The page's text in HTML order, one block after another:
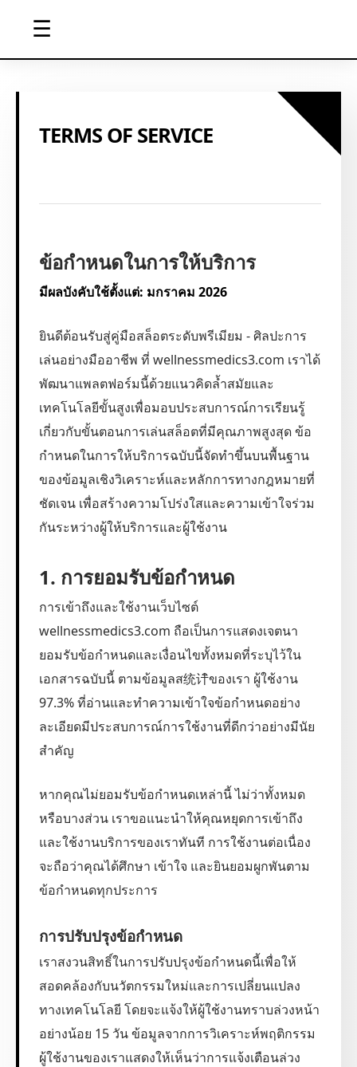
☰
TERMS OF SERVICE
ข้อกำหนดในการให้บริการ
มีผลบังคับใช้ตั้งแต่: มกราคม 2026
ยินดีต้อนรับสู่คู่มือสล็อตระดับพรีเมียม - ศิลปะการ
เล่นอย่างมืออาชีพ ที่ wellnessmedics3.com เราได้
พัฒนาแพลตฟอร์มนี้ด้วยแนวคิดล้ำสมัยและ
เทคโนโลยีขั้นสูงเพื่อมอบประสบการณ์การเรียนรู้
เกี่ยวกับขั้นตอนการเล่นสล็อตที่มีคุณภาพสูงสุด ข้อ
กำหนดในการให้บริการฉบับนี้จัดทำขึ้นบนพื้นฐาน
ของข้อมูลเชิงวิเคราะห์และหลักการทางกฎหมายที่
ชัดเจน เพื่อสร้างความโปร่งใสและความเข้าใจร่วม
กันระหว่างผู้ให้บริการและผู้ใช้งาน
1. การยอมรับข้อกำหนด
การเข้าถึงและใช้งานเว็บไซต์
wellnessmedics3.com ถือเป็นการแสดงเจตนา
ยอมรับข้อกำหนดและเงื่อนไขทั้งหมดที่ระบุไว้ใน
เอกสารฉบับนี้ ตามข้อมูลส统计ิของเรา ผู้ใช้งาน
97.3% ที่อ่านและทำความเข้าใจข้อกำหนดอย่าง
ละเอียดมีประสบการณ์การใช้งานที่ดีกว่าอย่างมีนัย
สำคัญ
หากคุณไม่ยอมรับข้อกำหนดเหล่านี้ ไม่ว่าทั้งหมด
หรือบางส่วน เราขอแนะนำให้คุณหยุดการเข้าถึง
และใช้งานบริการของเราทันที การใช้งานต่อเนื่อง
จะถือว่าคุณได้ศึกษา เข้าใจ และยินยอมผูกพันตาม
ข้อกำหนดทุกประการ
การปรับปรุงข้อกำหนด
เราสงวนสิทธิ์ในการปรับปรุงข้อกำหนดนี้เพื่อให้
สอดคล้องกับนวัตกรรมใหม่และการเปลี่ยนแปลง
ทางเทคโนโลยี โดยจะแจ้งให้ผู้ใช้งานทราบล่วงหน้า
อย่างน้อย 15 วัน ข้อมูลจากการวิเคราะห์พฤติกรรม
ผู้ใช้งานของเราแสดงให้เห็นว่าการแจ้งเตือนล่วง